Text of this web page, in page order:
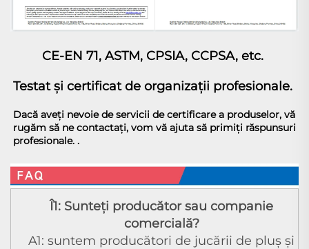
CE-EN 71, ASTM, CPSIA, CCPSA, etc.
Dacă aveți nevoie de servicii de certificare a produselor, vă
rugăm să ne contactați, vom vă ajuta să primiți răspunsuri
profesionale. .
Î1: Sunteți producător sau companie
comercială?
A1: suntem producători de jucării de pluş şi